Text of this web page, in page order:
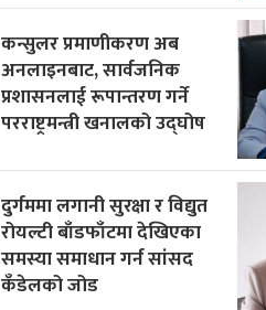
कन्सुलर प्रमाणीकरण अब
अनलाइनबाट, सार्वजनिक
प्रशासनलाई रूपान्तरण गर्ने
परराष्ट्रमन्त्री खनालको उद्घोष
दुर्गममा लगानी सुरक्षा र विद्युत
रोयल्टी बाँडफाँटमा देखिएका
समस्या समाधान गर्न सांसद
कँडेलको जोड